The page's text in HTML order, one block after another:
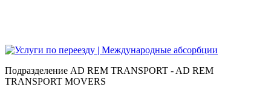
Подразделение AD REM TRANSPORT - AD REM
TRANSPORT MOVERS